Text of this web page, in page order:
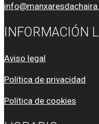
INFORMACIÓN
Aviso legal
Política de privacidad
Política de cookies